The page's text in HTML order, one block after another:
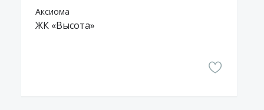
Аксиома
ЖК «Высота»